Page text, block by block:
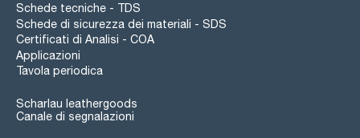
Schede tecniche - TDS
Schede di sicurezza dei materiali - SDS
Certificati di Analisi - COA
Applicazioni
Tavola periodica
Scharlau leathergoods
Canale di segnalazioni